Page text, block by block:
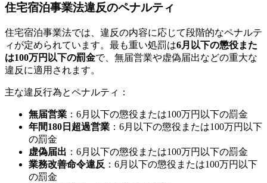
住宅宿泊事業法違反のペナルティ
住宅宿泊事業法では、違反の内容に応じて段階的なペナルテ
ィが定められています。最も重い処罰は6月以下の懲役また
は100万円以下の罰金で、無届営業や虚偽届出などの重大な
違反に適用されます。
主な違反行為とペナルティ：
無届営業 ：6月以下の懲役または100万円以下の罰金
年間180日超過営業 ：6月以下の懲役または100万円以下
の罰金
虚偽届出 ：6月以下の懲役または100万円以下の罰金
業務改善命令違反 ：6月以下の懲役または100万円以下
の罰金